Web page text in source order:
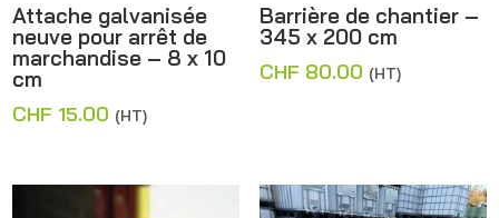
Attache galvanisée
neuve pour arrêt de
marchandise – 8 x 10
cm
CHF 15.00 (HT)
Barrière de chantier –
345 x 200 cm
CHF 80.00 (HT)